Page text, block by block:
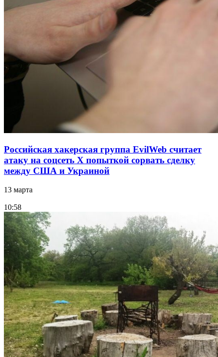
Российская хакерская группа EvilWeb считает
атаку на соцсеть Х попыткой сорвать сделку
между США и Украиной
13 марта
10:58